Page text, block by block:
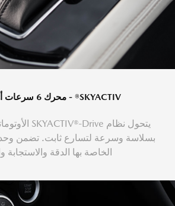
SKYACTIV® - محرك 6 سرعات أوتوماتيكي
بسلاسة وسرعة لتسارع ثابت. تضمن
الخاصة بها الدقة والاستجابة